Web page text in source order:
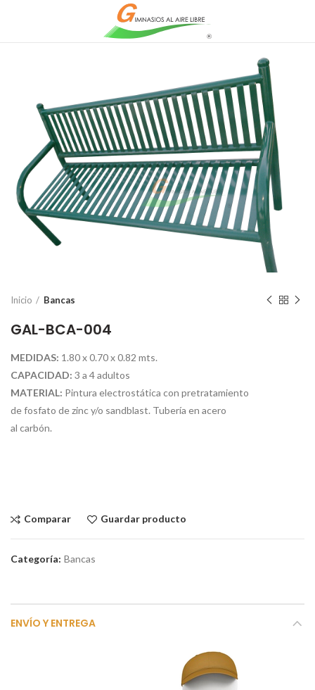
Inicio Bancas
GAL-BCA-004
MEDIDAS: 1.80 x 0.70 x 0.82 mts.
CAPACIDAD: 3 a 4 adultos
MATERIAL: Pintura electrostática con pretratamiento
de fosfato de zinc y/o sandblast. Tubería en acero
al carbón.
Comparar Guardar producto
Categoría: Bancas
ENVÍO Y ENTREGA